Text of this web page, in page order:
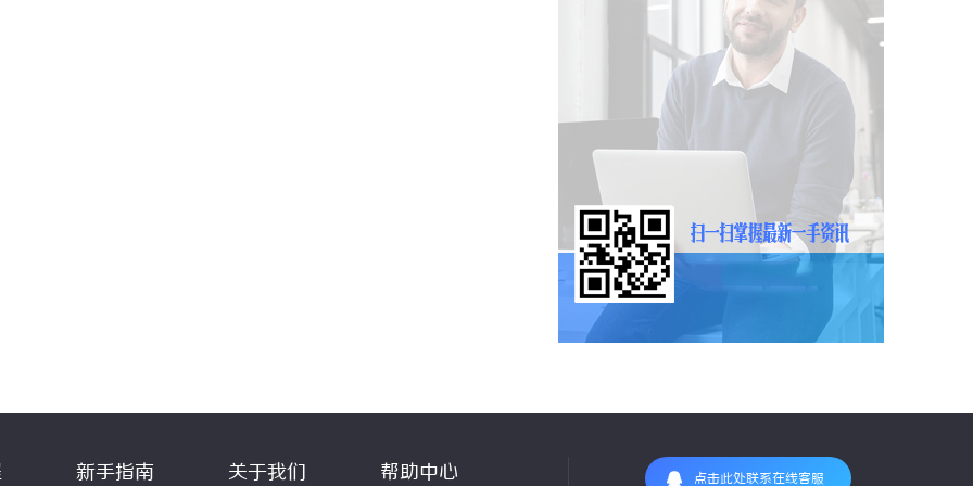
新手指南 关于我们 帮助中心 点击此处联系在线客服